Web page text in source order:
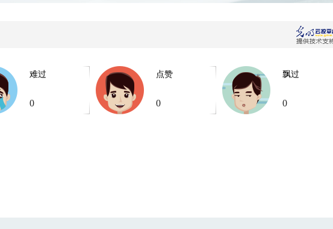
难过
0
点赞
0
飘过
0